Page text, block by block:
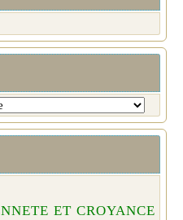
ET CROYANCE